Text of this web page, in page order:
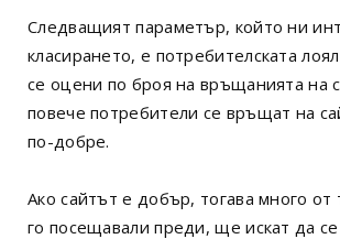
Следващият параметър, който ни
класирането, е потребителската
се оцени по броя на връщанията на
повече потребители се връщат на
по-добре.
Ако сайтът е добър, тогава много от
го посещавали преди, ще искат да